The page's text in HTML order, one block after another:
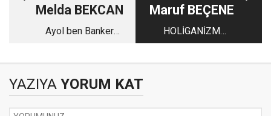
Melda BEKCAN
Ayol ben Banker
Maruf BEÇENE
HOLİGANİZM
FUTBOL VE ŞİDDET
YAZIYA YORUM KAT